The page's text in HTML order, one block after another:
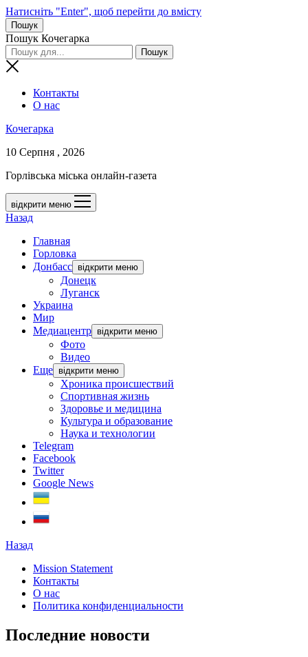
Натисніть "Enter", щоб перейти до вмісту
Пошук
Пошук Кочегарка
Контакты
О нас
Кочегарка
10 Серпня , 2026
Горлівська міська онлайн-газета
відкрити меню
Назад
Главная
Горловка
Донбасс відкрити меню
Донецк
Луганск
Украина
Мир
Медиацентр відкрити меню
Фото
Видео
Еще відкрити меню
Хроника происшествий
Спортивная жизнь
Здоровье и медицина
Культура и образование
Наука и технологии
Telegram
Facebook
Twitter
Google News
Назад
Mission Statement
Контакты
О нас
Политика конфиденциальности
Последние новости